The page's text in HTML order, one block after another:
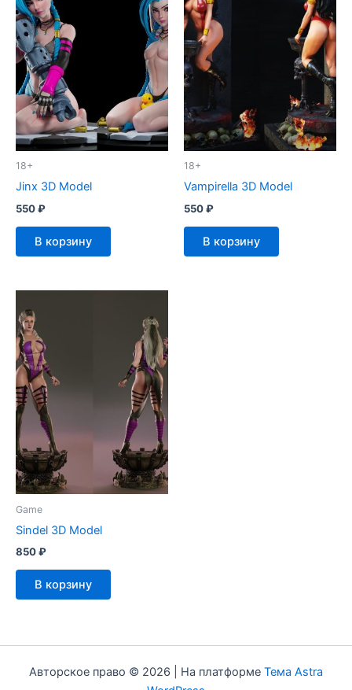
18+
Jinx 3D Model
550₽
В корзину
18+
Vampirella 3D Model
550₽
В корзину
Game
Sindel 3D Model
850₽
В корзину
Авторское право © 2026 | На платформе Тема Astra